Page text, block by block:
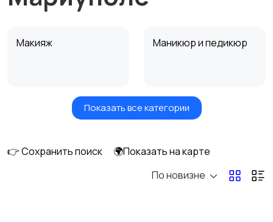
Макияж Маникюр и педикюр
Товары для здоровья Парфюмерия
Уход за кожей
Показать все категории
👉 Сохранить поиск
🌍Показать на карте
По новизне